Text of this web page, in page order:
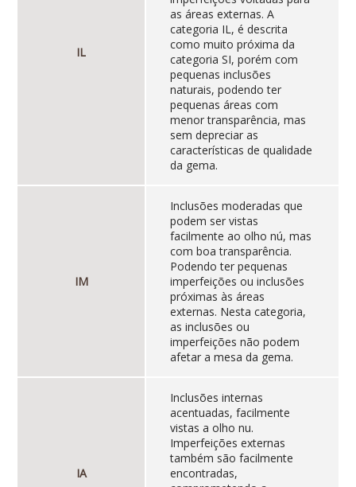
IL
as áreas externas. A
categoria IL, é descrita
como muito próxima da
categoria SI, porém com
pequenas inclusões
naturais, podendo ter
pequenas áreas com
menor transparência, mas
sem depreciar as
características de qualidade
da gema.
IM
Inclusões moderadas que
podem ser vistas
facilmente ao olho nú, mas
com boa transparência.
Podendo ter pequenas
imperfeições ou inclusões
próximas às áreas
externas. Nesta categoria,
as inclusões ou
imperfeições não podem
afetar a mesa da gema.
IA
Inclusões internas
acentuadas, facilmente
vistas a olho nu.
Imperfeições externas
também são facilmente
encontradas,